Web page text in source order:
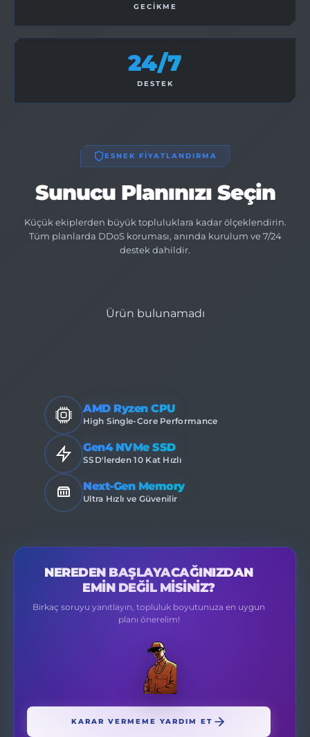
GECIKME
24/7
DESTEK
ESNEK FİYATLANDIRMA
Sunucu Planınızı Seçin
Küçük ekiplerden büyük topluluklara kadar ölçeklendirin.
Tüm planlarda DDoS koruması, anında kurulum ve 7/24
destek dahildir.
Ürün bulunamadı
AMD Ryzen CPU
High Single-Core Performance
Gen4 NVMe SSD
SSD'lerden 10 Kat Hızlı
Next-Gen Memory
Ultra Hızlı ve Güvenilir
NEREDEN BAŞLAYACAĞINIZDAN
EMIN DEĞIL MISINIZ?
Birkaç soruyu yanıtlayın, topluluk boyutunuza en uygun
planı önerelim!
KARAR VERMEME YARDIM ET